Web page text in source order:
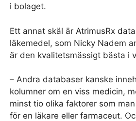
i bolaget.
Ett annat skäl är AtrimusRx
läkemedel, som Nicky Nadem
är den kvalitetsmässigt bästa i
– Andra databaser kanske
kolumner om en viss medicin,
minst tio olika faktorer som
för en läkare eller farmaceut.